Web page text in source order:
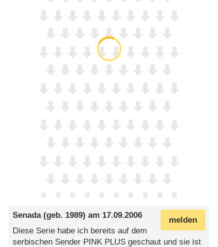
melden
Senada(geb. 1989) am 17.09.2006
Diese Serie habe ich bereits auf dem
serbischen Sender PINK PLUS geschaut und sie ist